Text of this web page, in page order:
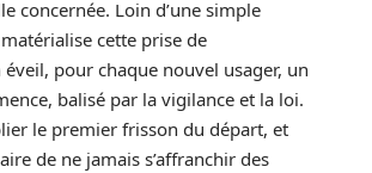
concernée. Loin d’une simple
cette prise de
pour chaque nouvel usager, un
balisé par la vigilance et la loi.
le premier frisson du départ, et
de ne jamais s’affranchir des